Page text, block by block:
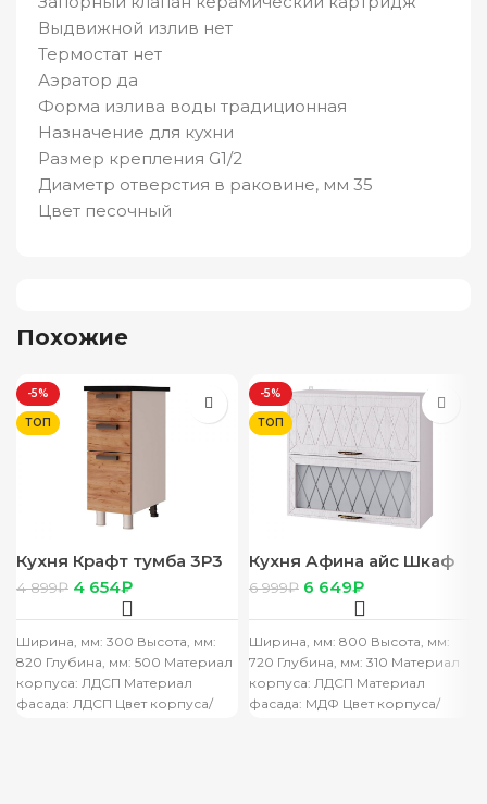
Выдвижной излив нет
Термостат нет
Аэратор да
Форма излива воды традиционная
Назначение для кухни
Размер крепления G1/2
Диаметр отверстия в раковине, мм 35
Цвет песочный
Похожие
-5%
ТОП
Кухня Крафт тумба 3Р3
корпус белый, фасад
3Р3 стол 0,3
4 899₽ 4 654₽
Ширина, мм: 300 Высота, мм:
820 Глубина, мм: 500 Материал
корпуса: ЛДСП Материал
фасада: ЛДСП Цвет корпуса/
-5%
ТОП
Кухня Афина айс Шкаф
8В3 корп белый, фасад
8В3 Афина айс
6 999₽ 6 649₽
Ширина, мм: 800 Высота, мм:
720 Глубина, мм: 310 Материал
корпуса: ЛДСП Материал
фасада: МДФ Цвет корпуса/